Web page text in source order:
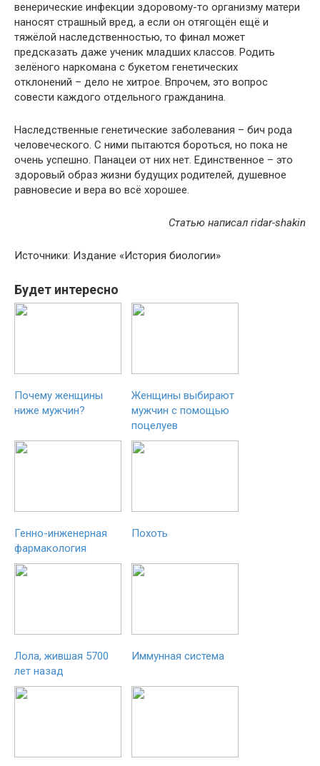
венерические инфекции здоровому-то организму матери
наносят страшный вред, а если он отягощён ещё и
тяжёлой наследственностью, то финал может
предсказать даже ученик младших классов. Родить
зелёного наркомана с букетом генетических
отклонений – дело не хитрое. Впрочем, это вопрос
совести каждого отдельного гражданина.
Наследственные генетические заболевания – бич рода
человеческого. С ними пытаются бороться, но пока не
очень успешно. Панацеи от них нет. Единственное – это
здоровый образ жизни будущих родителей, душевное
равновесие и вера во всё хорошее.
Cтатью написал ridar-shakin
Источники: Издание «История биологии»
Будет интересно
Почему женщины
ниже мужчин?
Женщины выбирают
мужчин с помощью
поцелуев
Генно-инженерная
фармакология
Похоть
Лола, жившая 5700
лет назад
Иммунная система